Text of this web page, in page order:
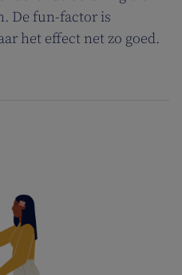
De fun-factor is
het effect net zo goed.